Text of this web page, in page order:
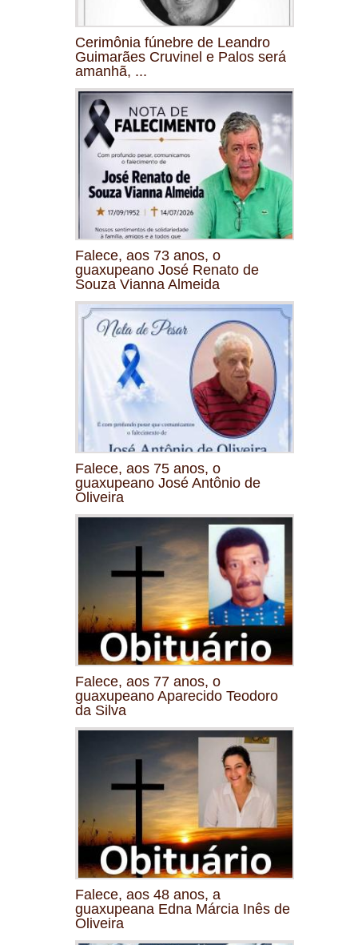
Cerimônia fúnebre de Leandro
Guimarães Cruvinel e Palos será
amanhã, ...
Falece, aos 73 anos, o
guaxupeano José Renato de
Souza Vianna Almeida
Falece, aos 75 anos, o
guaxupeano José Antônio de
Oliveira
Falece, aos 77 anos, o
guaxupeano Aparecido Teodoro
da Silva
Falece, aos 48 anos, a
guaxupeana Edna Márcia Inês de
Oliveira